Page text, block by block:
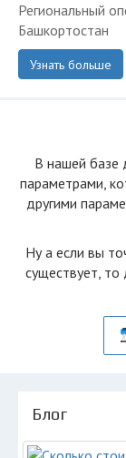
Региональный
Башкортостан
Узнать больше
В нашей базе
параметрами,
другими
Ну а если вы
существует,
Блог